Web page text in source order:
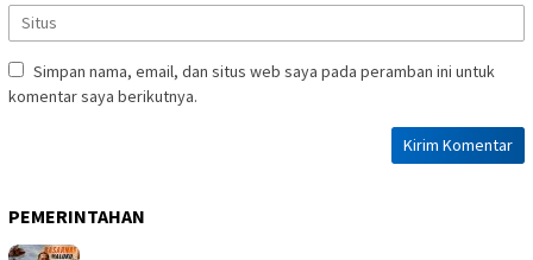
Simpan nama, email, dan situs web saya pada peramban ini untuk
komentar saya berikutnya.
PEMERINTAHAN